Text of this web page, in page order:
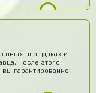
площадках и
После этого
гарантированно